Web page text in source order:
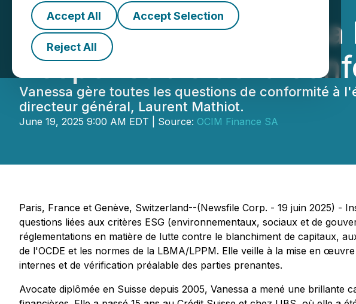
Accept All Accept Selection
Reject All
OCIM nomme
Responsable de la
Vanessa gère toutes les questions de conformité à
directeur général, Laurent Mathiot.
June 19, 2025 9:00 AM EDT | Source: OCIM Finance SA
Paris, France et Genève, Switzerland--(Newsfile Corp. - 19 juin 2025) -
questions liées aux critères ESG (environnementaux, sociaux et de
réglementations en matière de lutte contre le blanchiment de capitaux,
de l'OCDE et les normes de la LBMA/LPPM. Elle veille à la mise en
internes et de vérification préalable des parties prenantes.
Avocate diplômée en Suisse depuis 2005, Vanessa a mené une brillante